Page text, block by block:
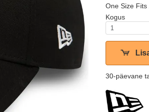
One Size Fits
Kogus
30-päevane